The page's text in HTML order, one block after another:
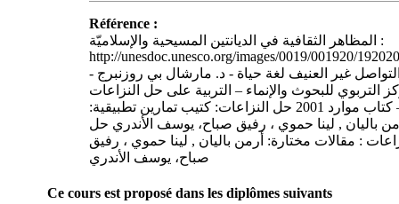
Référence :
المظاهر الثقافية في الديانتين المسيحية والإسلاميّة :
http://unesdoc.unesco.org/images/0019/001920/
غير العنيف لغة حياة - د. مارشال بي روزنبرج -
التربوي للبحوث والإنماء – التربية على حل النزاعات
– كتاب موارد 2001 حل النزاعات: كتيب تمارين تطبيقية:
باليان , لينا حموي ، رفيق صباح، يوسف الأندري حل
: مقالات مختارة: أرمن باليان , لينا حموي ، رفيق
صباح، يوسف الأندري
Ce cours est proposé dans les diplômes suivants